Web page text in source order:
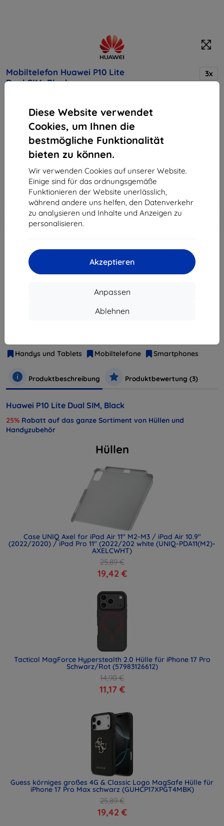
Diese Website verwendet
Cookies, um Ihnen die
bestmögliche Funktionalität
bieten zu können.
Wir verwenden Cookies auf unserer Website.
Einige sind für das ordnungsgemäße
Funktionieren der Website unerlässlich,
während andere uns helfen, den Datenverkehr
zu analysieren und Inhalte und Anzeigen zu
personalisieren.
Akzeptieren
Anpassen
Ablehnen
Mobiltelefon Huawei P10 Lite
Dual SIM, Black
3x
Kaufen Sie dieses Gerät und erhalten Sie
Rabatt
auf sämtliches Zubehör dafür!
Endpreis
202,41 €
-10%
Rabatt mit Gutschein
EXTRA10
In den
Warenkorb
ausverkauft
ausverkauft
Handys und Tablets
Mobiltelefone Smartphones
Produktbeschreibung Produktbewertung (3)
Huawei P10 Lite Dual SIM, Black
25% Rabatt auf das ganze Sortiment von Hüllen und
Handyzubehör
Hüllen
Case UNIQ Axel for iPad Air 11" M2-M3 / iPad Air 10.9"
(2022/2020) / iPad Pro 11" (2022/202 white (UNIQ-PDA11(M2)-
AXELCWHT)
25,89 €
19,42 €
Tactical MagForce Hyperstealth 2.0 Hülle für iPhone 17 Pro
Schwarz/Rot (57983126612)
14,90 €
11,17 €
Guess körniges großes 4G & Classic Logo MagSafe Hülle für
iPhone 17 Pro Max schwarz (GUHCP17XPGT4MBK)
25,89 €
19,42 €